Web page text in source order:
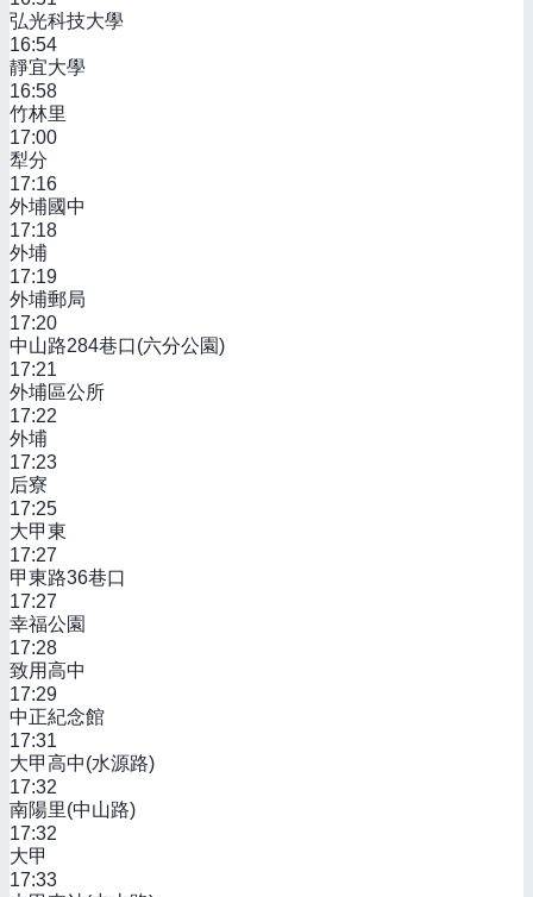
弘光科技大學
16:54
靜宜大學
16:58
竹林里
17:00
犁分
17:16
外埔國中
17:18
外埔
17:19
外埔郵局
17:20
中山路284巷口(六分公園)
17:21
外埔區公所
17:22
外埔
17:23
后寮
17:25
大甲東
17:27
甲東路36巷口
17:27
幸福公園
17:28
致用高中
17:29
中正紀念館
17:31
大甲高中(水源路)
17:32
南陽里(中山路)
17:32
大甲
17:33